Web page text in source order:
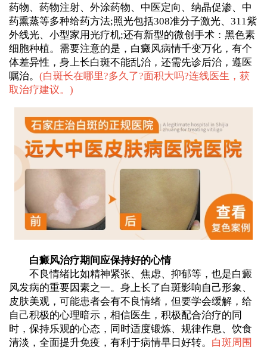
药物、药物注射、外涂药物、中医定向、纳晶促渗、中
药熏蒸等多种给药方法;照光包括308准分子激光、311紫
外线光、小型家用光疗机;还有新型的微创手术：黑色素
细胞种植。需要注意的是，白癜风病情千变万化，有个
体差异性，身上长白斑不能乱治，还需先诊后治，遵医
嘱治。 (白斑长在哪里?多久了?面积大吗?连线医生，获
取治疗建议。 )
白癜风治疗期间应保持好的心情
不良情绪比如精神紧张、焦虑、抑郁等，也是白癜
风发病的重要因素之一。身上长了白斑影响自己形象、
皮肤美观，可能患者会有不良情绪，但要学会缓解，给
自己积极的心理暗示，相信医生，积极配合治疗的同
时，保持乐观的心态，同时适度锻炼、规律作息、饮食
清淡，全面提升免疫，有利于病情早日好转。 白斑周围